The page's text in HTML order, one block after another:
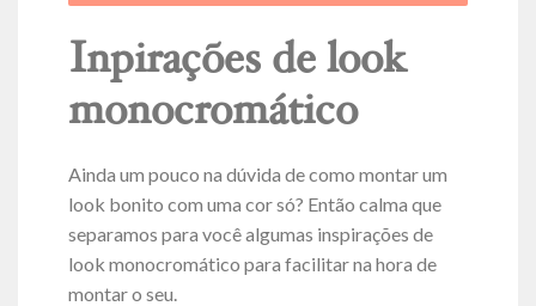
Inpirações de look
monocromático
Ainda um pouco na dúvida de como montar um
look bonito com uma cor só? Então calma que
separamos para você algumas inspirações de
look monocromático para facilitar na hora de
montar o seu.